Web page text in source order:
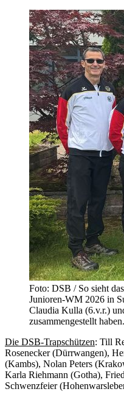
Foto: DSB / So sieht
Junioren-WM 2026 in
Claudia Kulla (6.v.r.)
zusammengestellt haben.
Die DSB-Trapschützen: Till
Rosenecker (Dürrwangen),
(Kambs), Nolan Peters
Karla Riehmann (Gotha),
Schwenzfeier